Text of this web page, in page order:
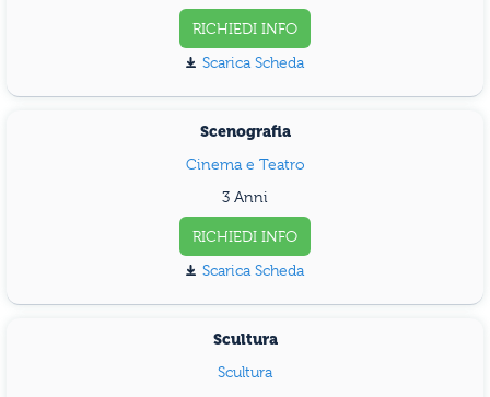
RICHIEDI INFO
Scarica Scheda
Scenografia
Cinema e Teatro
3 Anni
RICHIEDI INFO
Scarica Scheda
Scultura
Scultura